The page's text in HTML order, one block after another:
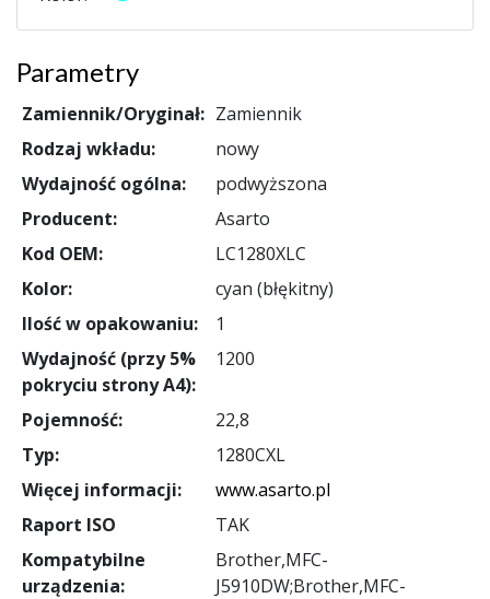
Parametry
Zamiennik/Oryginał: Zamiennik
Rodzaj wkładu:
nowy
Wydajność ogólna:
podwyższona
Producent:
Asarto
Kod OEM:
LC1280XLC
Kolor:
cyan (błękitny)
Ilość w opakowaniu:
1
Wydajność (przy 5%
pokryciu strony A4):
1200
Pojemność:
22,8
Typ:
1280CXL
Więcej informacji:
www.asarto.pl
Raport ISO
TAK
Kompatybilne
urządzenia:
Brother,MFC-
J5910DW;Brother,MFC-